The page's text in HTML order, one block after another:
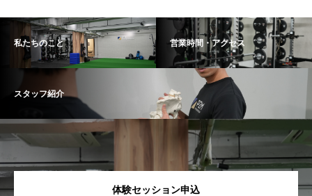
私たちのこと 営業時間・アクセス
スタッフ紹介
体験セッション申込